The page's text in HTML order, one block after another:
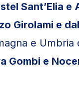
Sant’Elia
Girolami e
e
Gombi e